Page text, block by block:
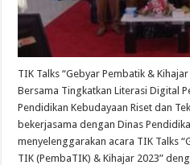
TIK Talks “Gebyar Pembatik &
Bersama Tingkatkan Literasi Digital
Pendidikan Kebudayaan Riset dan
bekerjasama dengan Dinas
menyelenggarakan acara TIK Talks
TIK (PembaTIK) & Kihajar 2023”